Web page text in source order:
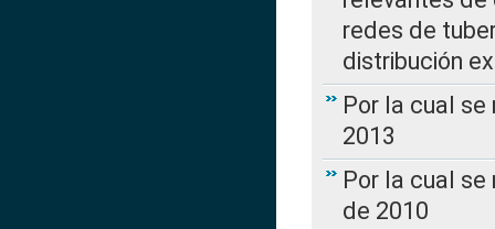
redes de
distribución
Por la cual se
2013
Por la cual se
de 2010